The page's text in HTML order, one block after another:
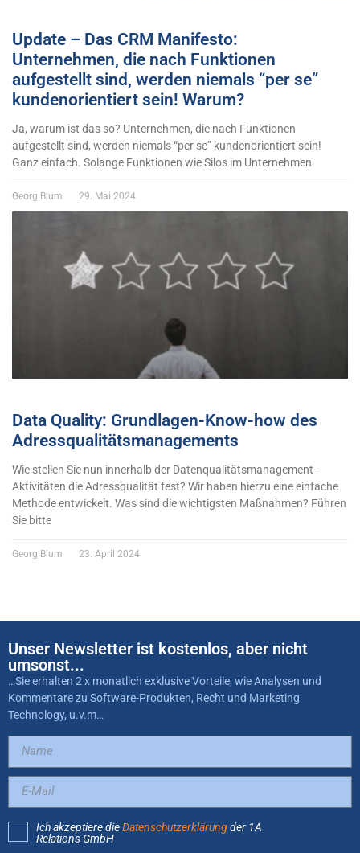
Update – Das CRM Manifesto:
Unternehmen, die nach Funktionen
aufgestellt sind, werden niemals “per se”
kundenorientiert sein! Warum?
Ja, warum ist das so? Unternehmen, die nach Funktionen
aufgestellt sind, werden niemals “per se” kundenorientiert sein!
Ganz einfach. Solange Funktionen wie Silos im Unternehmen
Georg Blum 29. Mai 2024
Data Quality: Grundlagen-Know-how des
Adressqualitätsmanagements
Wie stellen Sie nun innerhalb der Datenqualitätsmanagement-
Aktivitäten die Adressqualität fest? Wir haben hierzu eine einfache
Methode entwickelt. Was sind die wichtigsten Maßnahmen? Führen
Sie bitte
Georg Blum 23. April 2024
Unser Newsletter ist kostenlos, aber nicht
umsonst...
…Sie erhalten 2 x monatlich exklusive Vorteile, wie Analysen und
Kommentare zu Software-Produkten, Recht und Marketing
Technology, u.v.m…
Ich akzeptiere dieDatenschutzerklärungder 1A
Relations GmbH